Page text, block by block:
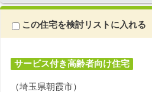
この住宅を検討リストに入れる
サービス付き高齢者向け住宅
（埼玉県朝霞市）